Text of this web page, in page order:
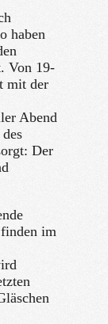
haben
Von 19-
mit der
Abend
Der
im